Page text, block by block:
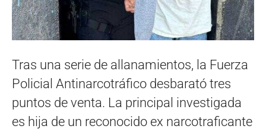
Tras una serie de allanamientos, la Fuerza
Policial Antinarcotráfico desbarató tres
puntos de venta. La principal investigada
es hija de un reconocido ex narcotraficante